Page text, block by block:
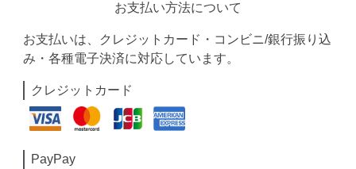
お支払い方法について
お支払いは、クレジットカード・コンビニ/銀行振り込
み・各種電子決済に対応しています。
クレジットカード
PayPay